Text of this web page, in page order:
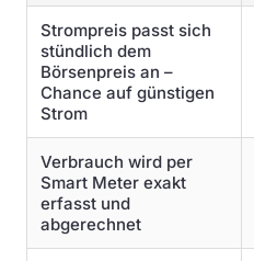
Strompreis passt sich
stündlich dem
Börsenpreis an –
Chance auf günstigen
Strom
Verbrauch wird per
Smart Meter exakt
erfasst und
abgerechnet